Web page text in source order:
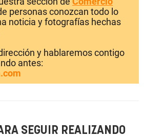
personas conozcan todo lo
noticia y fotografías hechas
y hablaremos contigo
antes:
SEGUIR REALIZANDO